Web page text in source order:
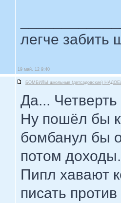
легче забить
19 май, 12 9:40
БОМБИЛЫ школьные (детсадовские)
Да...
Ну пошёл бы
бомбанул бы
потом
Пипл хавают
писать